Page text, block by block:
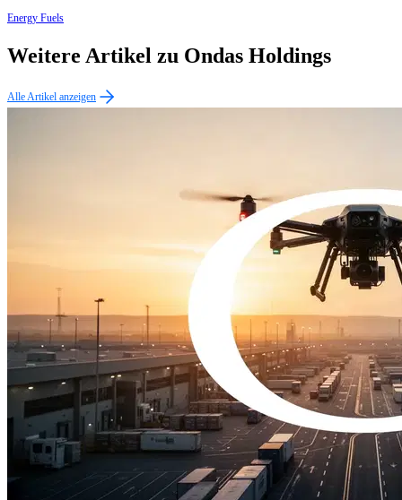
Energy Fuels
Weitere Artikel zu Ondas Holdings
Alle Artikel anzeigen